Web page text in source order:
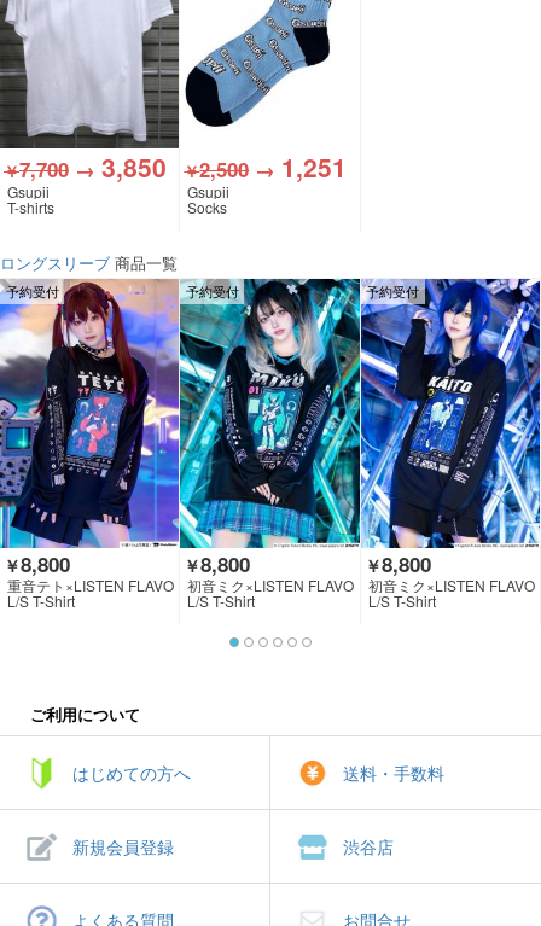
￥7,700 → 3,850
Gsupii
T-shirts
￥2,500→ 1,251
Gsupii
Socks
ロングスリーブ 商品一覧
予約受付
￥8,800
重音テト×LISTEN FLAVO
R
L/S T-Shirt
予約受付
￥8,800
初音ミク×LISTEN FLAVO
R
L/S T-Shirt
予約受付
￥8,800
初音ミク×LISTEN FLAVO
R
L/S T-Shirt
ご利用について
はじめての方へ 送料・手数料
新規会員登録 渋谷店
よくある質問 お問合せ